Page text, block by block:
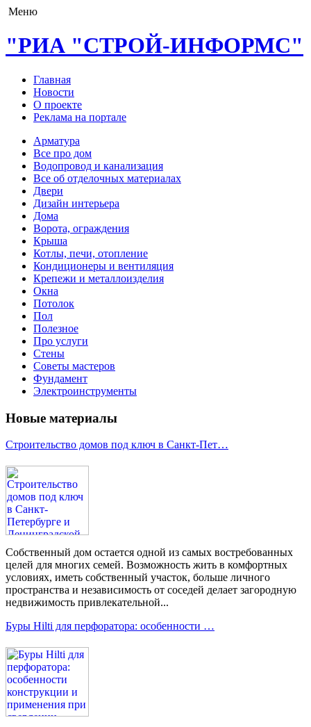
Меню
"РИА "СТРОЙ-ИНФОРМС"
Главная
Новости
О проекте
Реклама на портале
Арматура
Все про дом
Водопровод и канализация
Все об отделочных материалах
Двери
Дизайн интерьера
Дома
Ворота, ограждения
Крыша
Котлы, печи, отопление
Кондиционеры и вентиляция
Крепежи и металлоизделия
Окна
Потолок
Пол
Полезное
Про услуги
Стены
Советы мастеров
Фундамент
Электроинструменты
Новые материалы
Строительство домов под ключ в Санкт-Пет…
Собственный дом остается одной из самых востребованных
целей для многих семей. Возможность жить в комфортных
условиях, иметь собственный участок, больше личного
пространства и независимость от соседей делает загородную
недвижимость привлекательной...
Буры Hilti для перфоратора: особенности …